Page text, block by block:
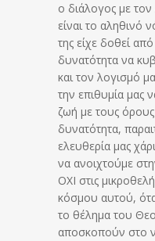
ο διάλογος με
είναι το αληθινό
της είχε δοθεί
δυνατότητα να
και τον λογισμό
την επιθυμία μας
ζωή με τους όρους
δυνατότητα,
ελευθερία μας
να ανοιχτούμε
ΟΧΙ στις
κόσμου αυτού,
το θέλημα του
αποσκοπούν στο